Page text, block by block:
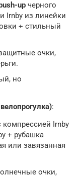
up черного
Irnby из линейки
+ стильный
очки,
но
:
Irnby
+ рубашка
или завязанная
очки,